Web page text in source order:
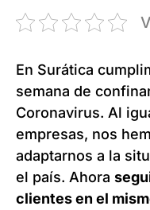
En Surática
semana de
Coronavirus. Al
empresas, nos
adaptarnos a la
el país. Ahora
clientes en el